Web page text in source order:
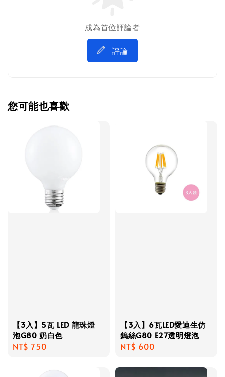
成為首位評論者
評論
您可能也喜歡
【3入】5瓦 LED 龍珠燈
泡G80 奶白色
Regular
NT$ 750
【3入】6瓦LED愛迪生仿
鎢絲G80 E27透明燈泡
Regular
NT$ 600